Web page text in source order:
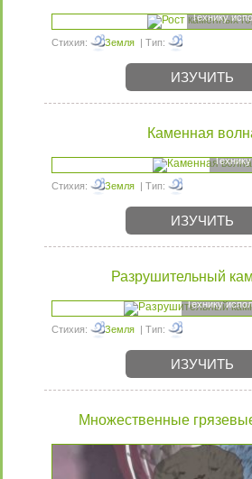
Технику
Стихия: Земля | Тип:
ИЗУЧИТЬ
Каменная
Стихия: Земля | Тип:
ИЗУЧИТЬ
Разрушительный
Технику
Стихия: Земля | Тип:
ИЗУЧИТЬ
Множественные